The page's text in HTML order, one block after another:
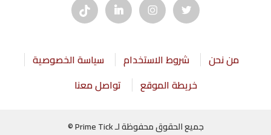
من نحن شروط الاستخدام
سياسة الخصوصية
خريطة الموقع
تواصل معنا
جميع الحقوق محفوظة لـ Prime Tick ©